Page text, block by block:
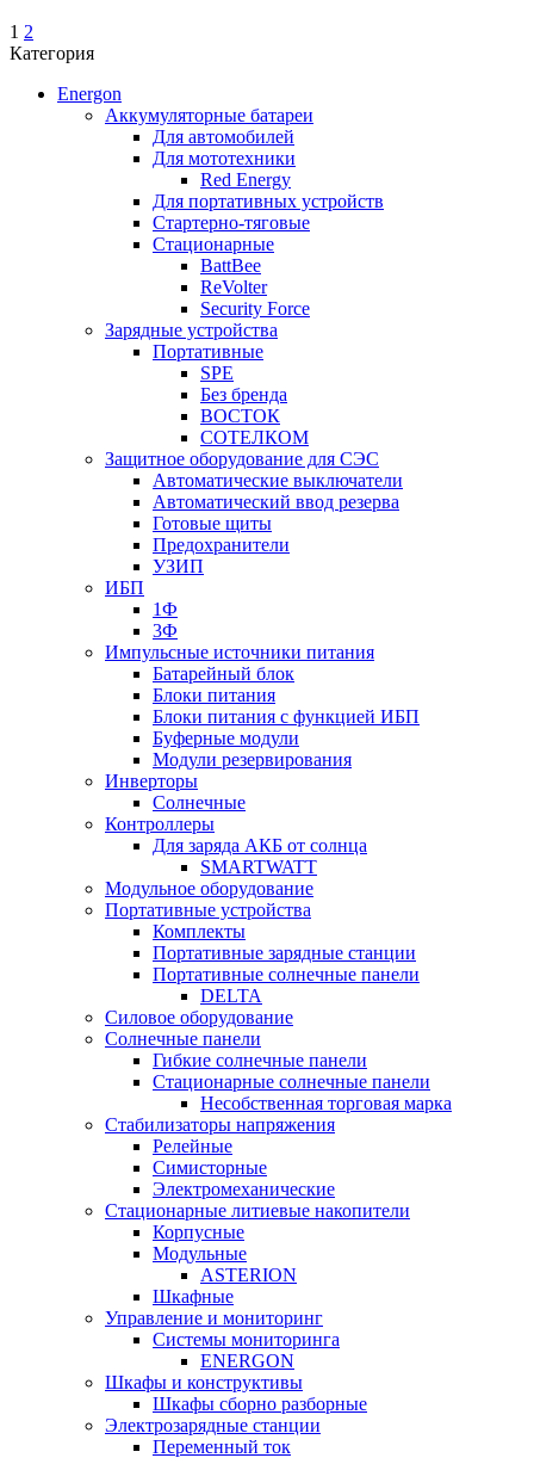
1 2
Категория
Energon
Аккумуляторные батареи
Для автомобилей
Для мототехники
Red Energy
Для портативных устройств
Стартерно-тяговые
Стационарные
BattBee
ReVolter
Security Force
Зарядные устройства
Портативные
SPE
Без бренда
ВОСТОК
СОТЕЛКОМ
Защитное оборудование для СЭС
Автоматические выключатели
Автоматический ввод резерва
Готовые щиты
Предохранители
УЗИП
ИБП
1Ф
3Ф
Импульсные источники питания
Батарейный блок
Блоки питания
Блоки питания с функцией ИБП
Буферные модули
Модули резервирования
Инверторы
Солнечные
Контроллеры
Для заряда АКБ от солнца
SMARTWATT
Модульное оборудование
Портативные устройства
Комплекты
Портативные зарядные станции
Портативные солнечные панели
DELTA
Силовое оборудование
Солнечные панели
Гибкие солнечные панели
Стационарные солнечные панели
Несобственная торговая марка
Стабилизаторы напряжения
Релейные
Симисторные
Электромеханические
Стационарные литиевые накопители
Корпусные
Модульные
ASTERION
Шкафные
Управление и мониторинг
Системы мониторинга
ENERGON
Шкафы и конструктивы
Шкафы сборно разборные
Электрозарядные станции
Переменный ток